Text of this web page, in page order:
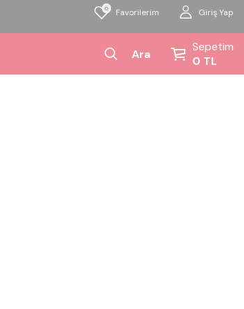
0 Favorilerim Giriş Yap
Ara
Sepetim
0 TL